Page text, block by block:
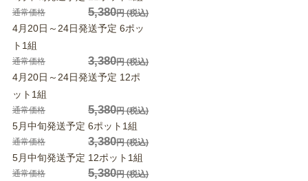
通常価格 5,380円(税込)
4月20日～24日発送予定 6ポッ
ト1組
通常価格 3,380円(税込)
4月20日～24日発送予定 12ポ
ット1組
通常価格 5,380円(税込)
5月中旬発送予定 6ポット1組
通常価格 3,380円(税込)
5月中旬発送予定 12ポット1組
通常価格 5,380円(税込)